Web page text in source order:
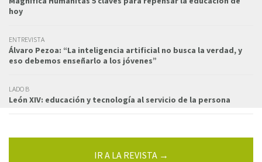
hoy
ENTREVISTA
Álvaro Pezoa: “La inteligencia artificial no busca la verdad, y
eso debemos enseñarlo a los jóvenes”
LADO B
León XIV: educación y tecnología al servicio de la persona
IR A LA REVISTA →